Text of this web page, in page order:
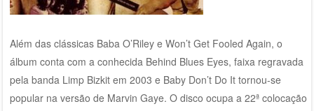
Além das clássicas Baba O’Riley e Won’t Get Fooled Again, o
álbum conta com a conhecida Behind Blues Eyes, faixa regravada
pela banda Limp Bizkit em 2003 e Baby Don’t Do It tornou-se
popular na versão de Marvin Gaye. O disco ocupa a 22ª colocação